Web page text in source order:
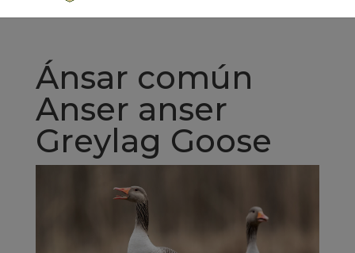
Ánsar común
Anser anser
Greylag Goose